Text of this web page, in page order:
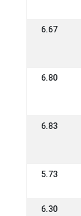
6.67
6.80
6.83
5.73
6.30